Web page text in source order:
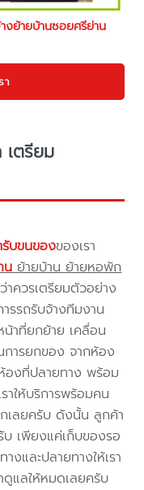
งย้ายบ้านซอยศรีย่าน
า
เตรียม
บขนของของเรา
นย้ายบ้าน ย้ายหอพัก
าควรเตรียมตัวอย่าง
รรถรับจ้างทีมงาน
น้าที่ยกย้าย เคลื่อน
การยกของ จากห้อง
องที่ปลายทาง พร้อม
าให้บริการพร้อมคน
เลยครับ ดังนั้น ลูกค้า
บ เพียงแค่เก็บของรอ
งและปลายทางให้เรา
ดูแลให้หมดเลยครับ